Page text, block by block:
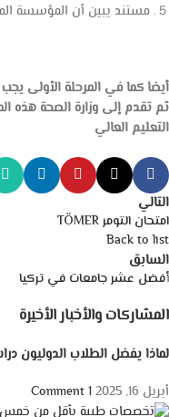
５. مستند يبين أن المؤسسة المعنية تمتلك رخصة تعليمية وتدريبية.
أيضا كما في المرحلة الأولى
ثم تقدم إلى وزارة الصحة هذه
التعليم العالي
التالي
امتحان التومر TÖMER
Back to list
السابق
أفضل عشر جامعات في تركيا
المشاركات والأخبار الأخيرة
لماذا يفضل الطلاب الدوليون
أبريل 16, 2025
1 Comment